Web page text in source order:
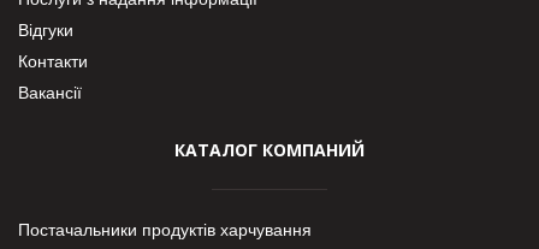
Відгуки
Контакти
Вакансії
КАТАЛОГ КОМПАНИЙ
Постачальники продуктів харчування